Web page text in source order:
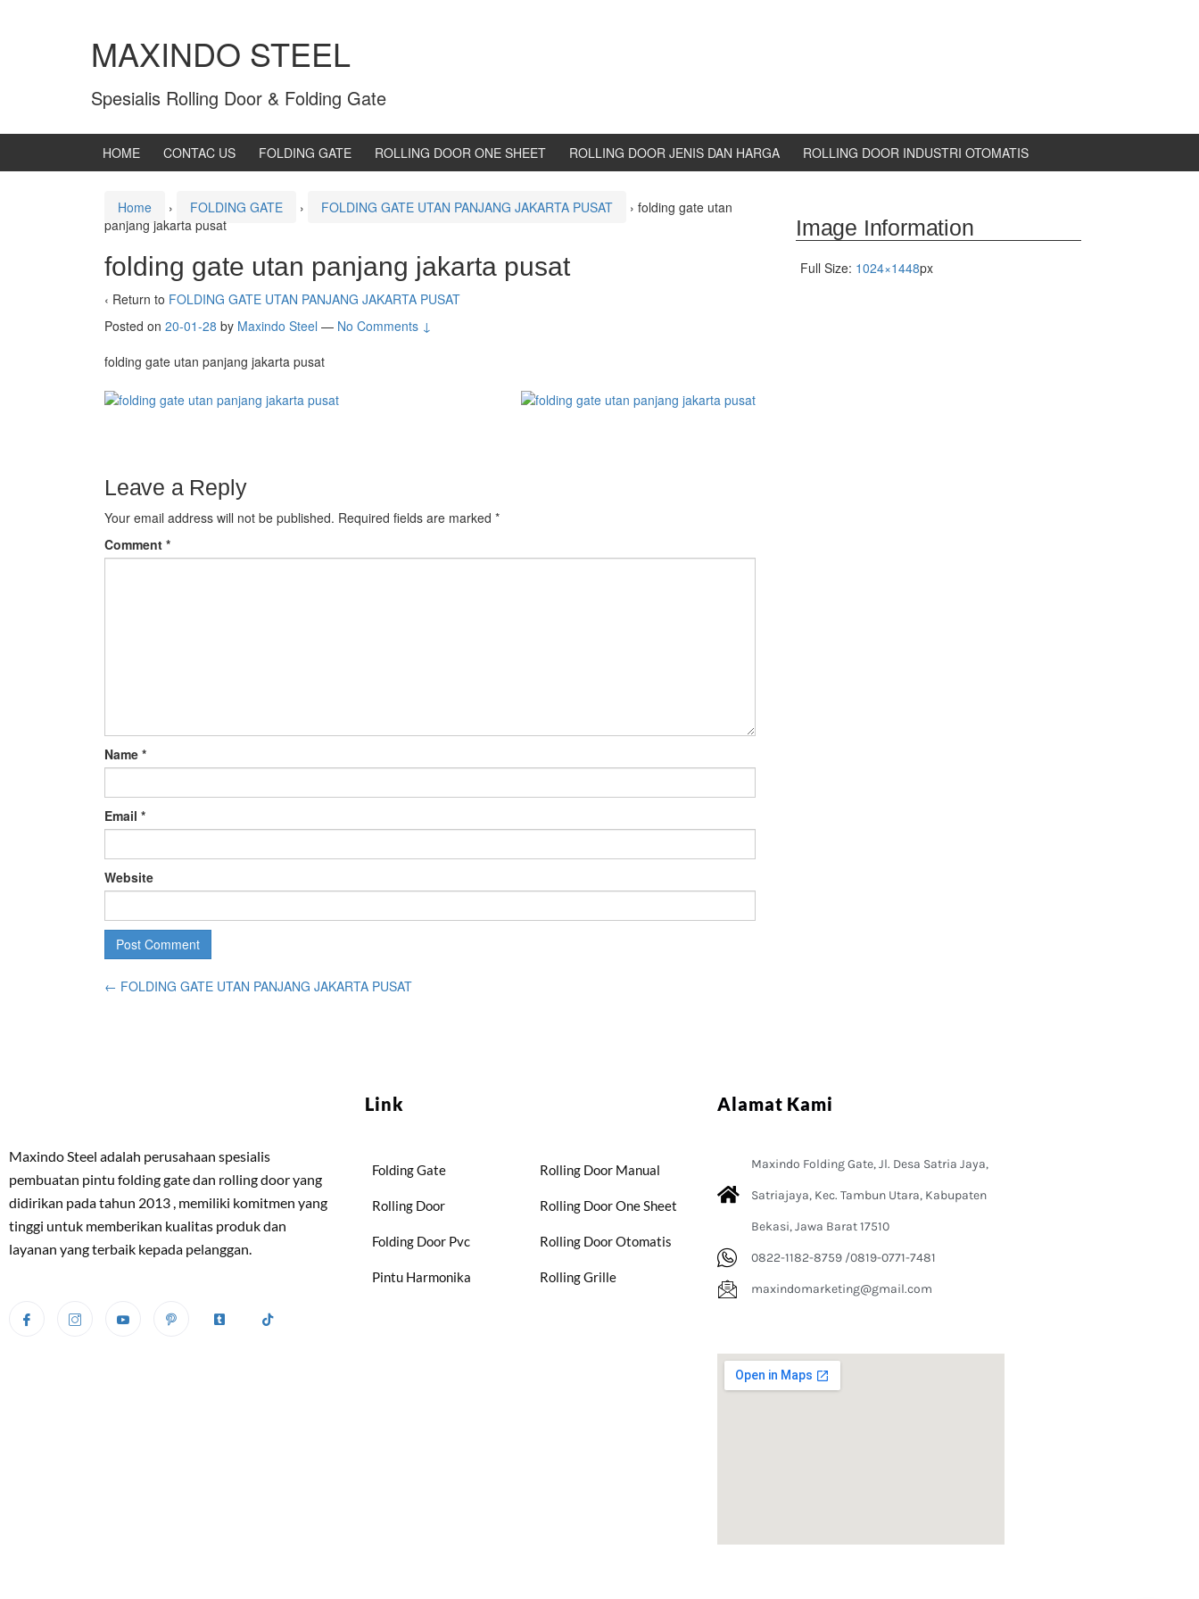
MAXINDO STEEL
Spesialis Rolling Door & Folding Gate
HOME CONTAC US FOLDING GATE ROLLING DOOR ONE SHEET ROLLING DOOR JENIS DAN HARGA ROLLING DOOR INDUSTRI OTOMATIS
Home › FOLDING GATE › FOLDING GATE UTAN PANJANG JAKARTA PUSAT › folding gate utan
panjang jakarta pusat
folding gate utan panjang jakarta pusat
‹ Return to FOLDING GATE UTAN PANJANG JAKARTA PUSAT
Posted on 20-01-28 by Maxindo Steel — No Comments ↓
folding gate utan panjang jakarta pusat
Leave a Reply
Your email address will not be published. Required fields are marked *
Comment *
Name *
Email *
Website
← FOLDING GATE UTAN PANJANG JAKARTA PUSAT
Image Information
Full Size: 1024×1448px
Maxindo Steel adalah perusahaan spesialis
pembuatan pintu folding gate dan rolling door yang
didirikan pada tahun 2013 , memiliki komitmen yang
tinggi untuk memberikan kualitas produk dan
layanan yang terbaik kepada pelanggan.
Link
Folding Gate
Rolling Door
Folding Door Pvc
Pintu Harmonika
Rolling Door Manual
Rolling Door One Sheet
Rolling Door Otomatis
Rolling Grille
Alamat Kami
Maxindo Folding Gate, Jl. Desa Satria Jaya,
Satriajaya, Kec. Tambun Utara, Kabupaten
Bekasi, Jawa Barat 17510
0822-1182-8759 /0819-0771-7481
maxindomarketing@gmail.com